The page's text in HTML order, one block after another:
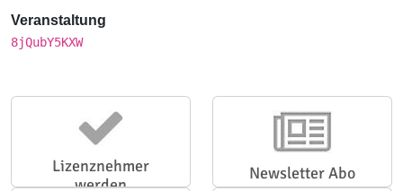
Veranstaltung
8jQubY5KXW
Lizenznehmer
werden
Newsletter Abo